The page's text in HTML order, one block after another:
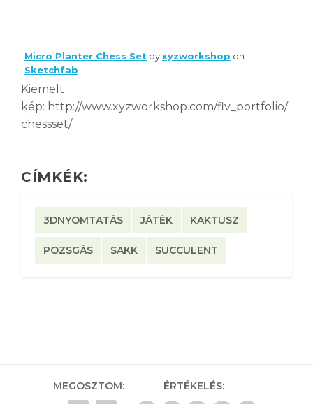
Micro Planter Chess Set byxyzworkshop on
Sketchfab
Kiemelt
kép: http://www.xyzworkshop.com/flv_portfolio/
chessset/
CÍMKÉK:
3DNYOMTATÁS JÁTÉK KAKTUSZ
POZSGÁS SAKK SUCCULENT
MEGOSZTOM: ÉRTÉKELÉS: